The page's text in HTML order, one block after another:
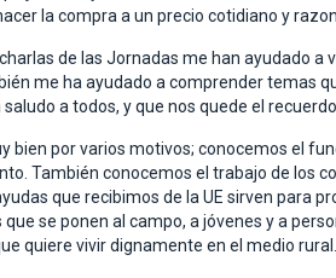
la compra a un precio cotidiano y
de las Jornadas me han ayudado
me ha ayudado a comprender temas
a todos, y que nos quede el
bien por varios motivos; conocemos el
También conocemos el trabajo de los
que recibimos de la UE sirven para
se ponen al campo, a jóvenes y a
quiere vivir dignamente en el medio rural.